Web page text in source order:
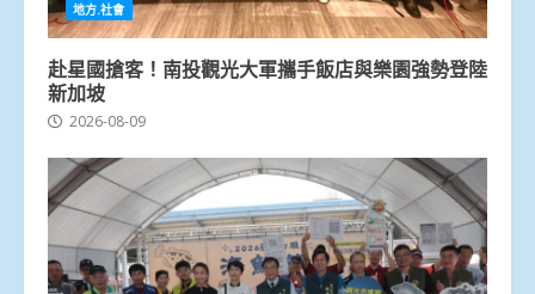
地方.社會
赴星國搶客！南投觀光大軍攜手飯店與樂園強勢登陸
新加坡
2026-08-09